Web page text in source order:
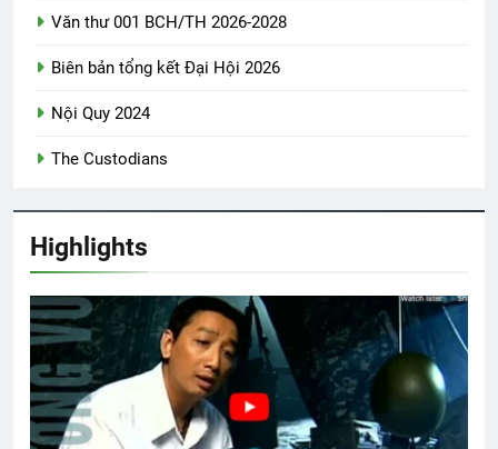
Văn thư 001 BCH/TH 2026-2028
Biên bản tổng kết Đại Hội 2026
Nội Quy 2024
The Custodians
Highlights